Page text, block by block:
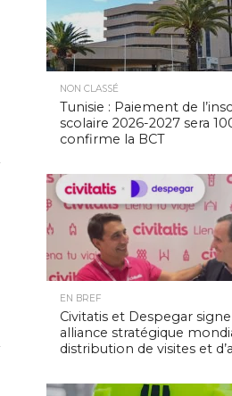
NON CLASSÉ
Tunisie : Paiement de
scolaire 2026-2027 sera
confirme la BCT
EN BREF
Civitatis et Despegar
alliance stratégique
distribution de visites et